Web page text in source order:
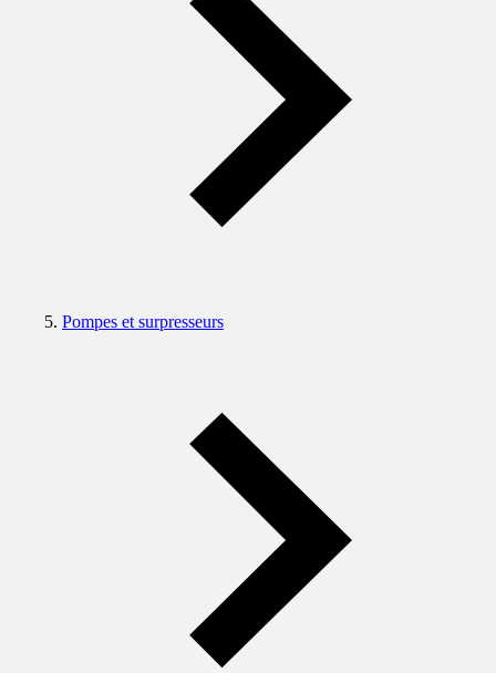
Pompes et surpresseurs